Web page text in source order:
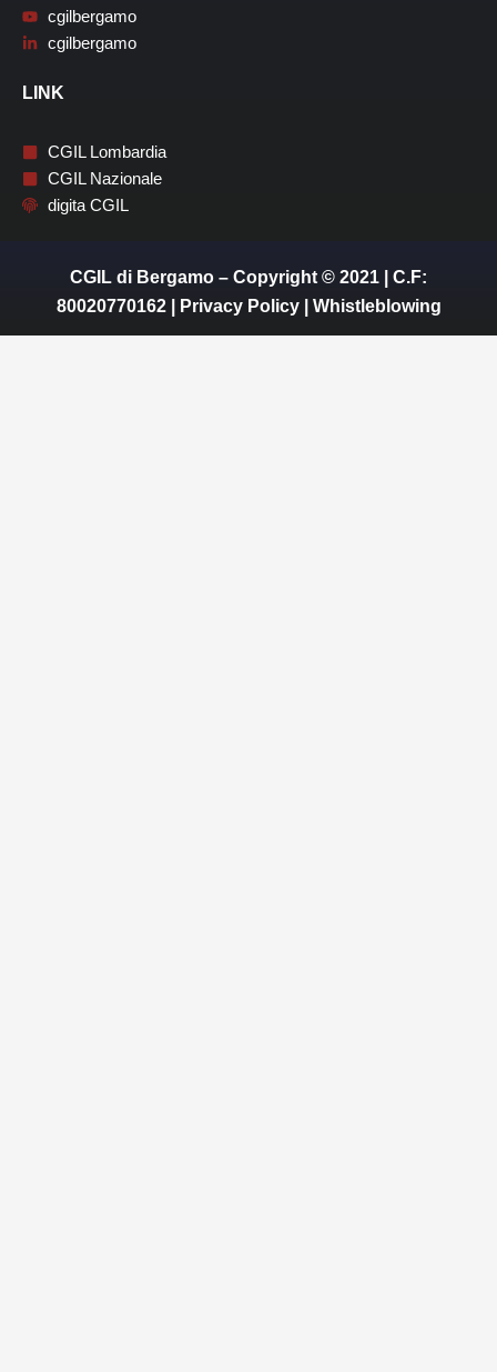
cgilbergamo
cgilbergamo
LINK
CGIL Lombardia
CGIL Nazionale
digita CGIL
CGIL di Bergamo – Copyright © 2021 | C.F:
80020770162 |
Privacy Policy| Whistleblowing